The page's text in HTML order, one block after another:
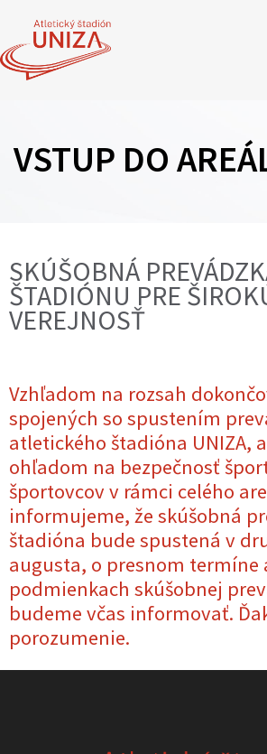
VSTUP DO
SKÚŠOBNÁ
ŠTADIÓNU PRE
VEREJNOSŤ
Vzhľadom na rozsah
spojených so spustením
atletického štadióna UNIZA,
ohľadom na bezpečnosť
športovcov v rámci celého
informujeme, že skúšobná
štadióna bude spustená v
augusta, o presnom termíne
podmienkach skúšobnej
budeme včas informovať.
porozumenie.